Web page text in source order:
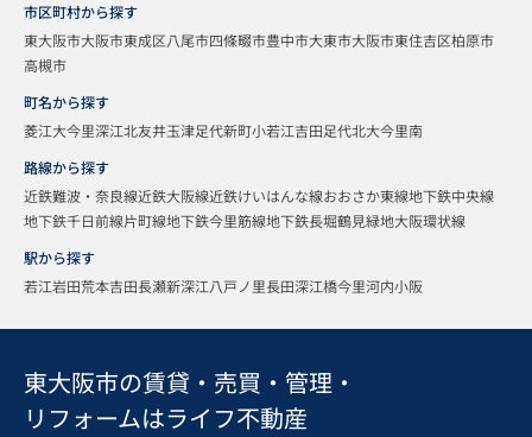
市区町村から探す
東大阪市大阪市東成区八尾市四條畷市豊中市大東市大阪市東住吉区柏原市
高槻市
町名から探す
菱江大今里深江北友井玉津足代新町小若江吉田足代北大今里南
路線から探す
近鉄難波・奈良線近鉄大阪線近鉄けいはんな線おおさか東線地下鉄中央線
地下鉄千日前線片町線地下鉄今里筋線地下鉄長堀鶴見緑地大阪環状線
駅から探す
若江岩田荒本吉田長瀬新深江八戸ノ里長田深江橋今里河内小阪
東大阪市の賃貸・売買・管理・
リフォームはライフ不動産